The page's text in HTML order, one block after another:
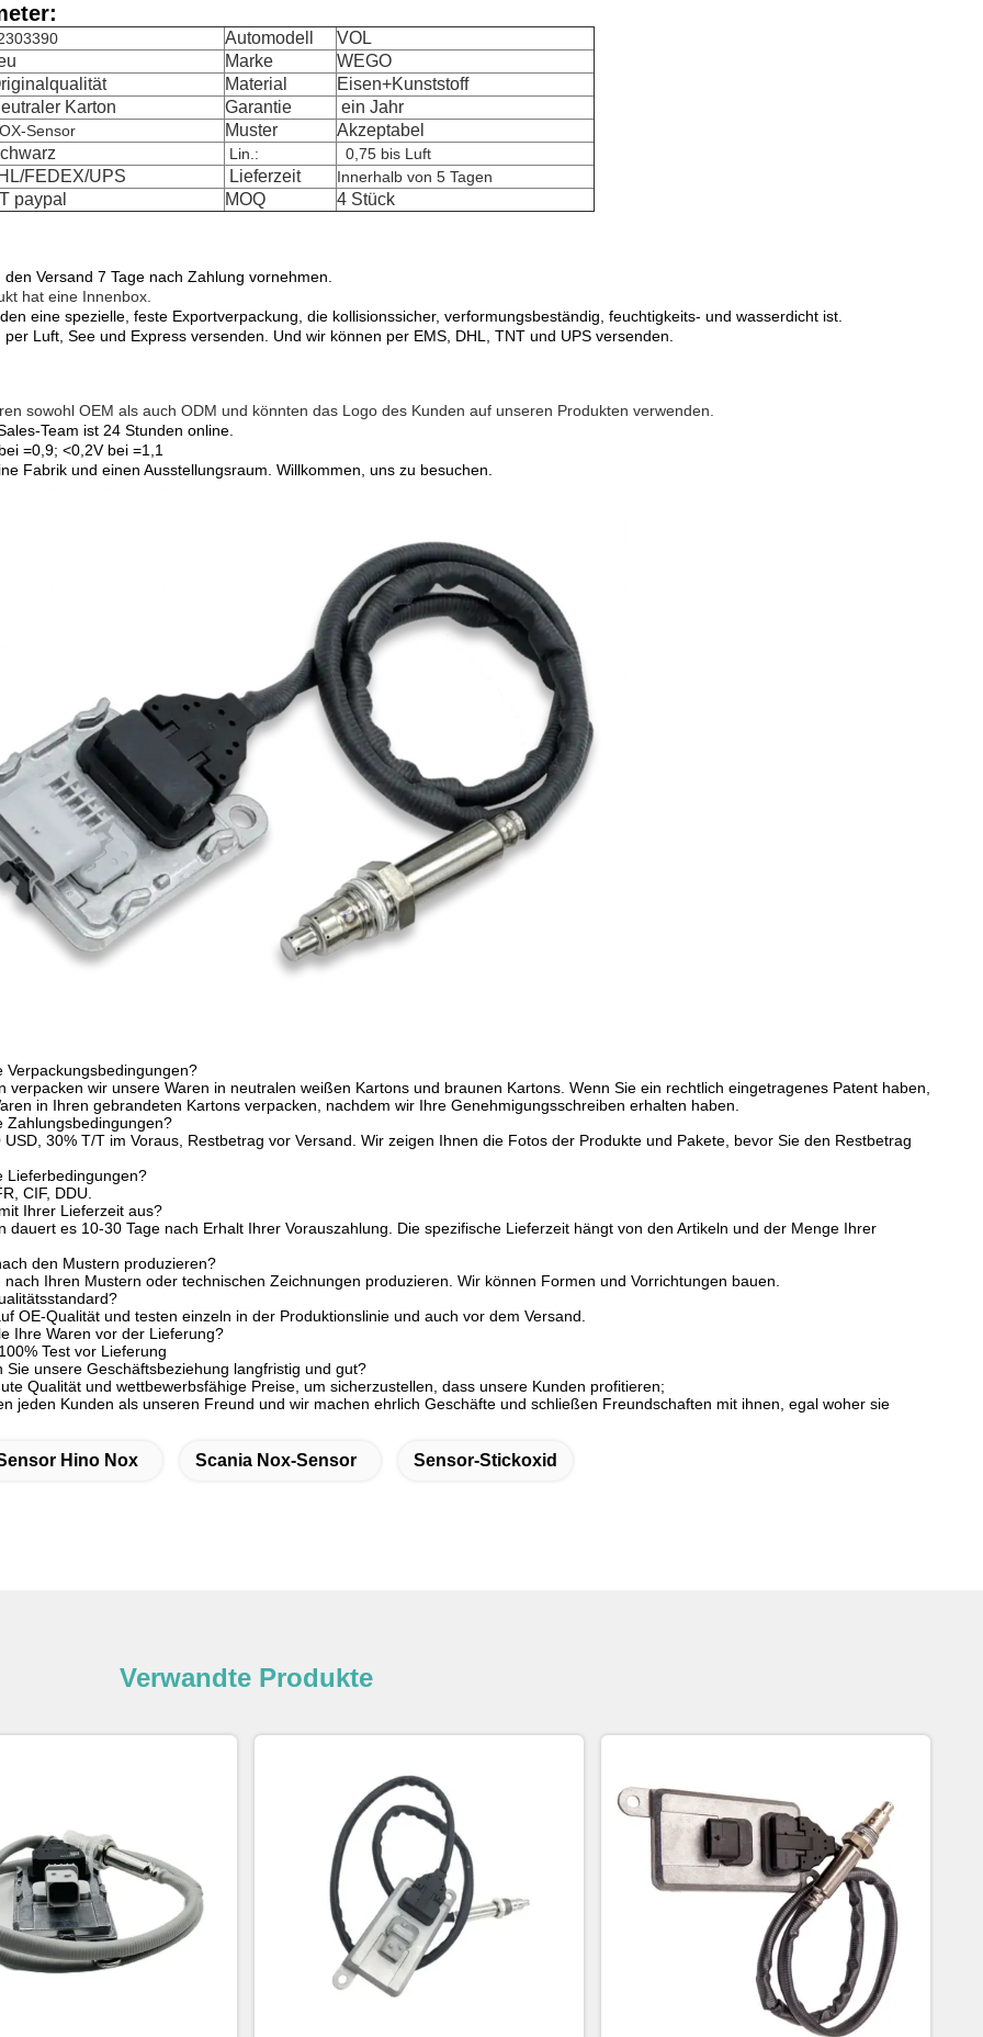
Automodell
VOL
Marke
WEGO
Material
Eisen+Kunststoff
Karton
Garantie ein Jahr
Sensor Muster
Akzeptabel
Lin.: 0,75 bis Luft
FEDEX/UPS Lieferzeit Innerhalb von 5 Tagen
paypal MOQ 4 Stück
Versand 7 Tage nach Zahlung vornehmen.
hat eine Innenbox.
eine spezielle, feste Exportverpackung, die kollisionssicher, verformungsbeständig, feuchtigkeits- und wasserdicht ist.
per Luft, See und Express versenden. Und wir können per EMS, DHL, TNT und UPS versenden.
sowohl OEM als auch ODM und könnten das Logo des Kunden auf unseren Produkten verwenden.
Team ist 24 Stunden online.
=0,9; <0,2V bei =1,1
Fabrik und einen Ausstellungsraum. Willkommen, uns zu besuchen.
Verpackungsbedingungen?
verpacken wir unsere Waren in neutralen weißen Kartons und braunen Kartons. Wenn Sie ein rechtlich eingetragenes Patent haben,
in Ihren gebrandeten Kartons verpacken, nachdem wir Ihre Genehmigungsschreiben erhalten haben.
Zahlungsbedingungen?
30% T/T im Voraus, Restbetrag vor Versand. Wir zeigen Ihnen die Fotos der Produkte und Pakete, bevor Sie den Restbetrag
Lieferbedingungen?
CIF, DDU.
Ihrer Lieferzeit aus?
dauert es 10-30 Tage nach Erhalt Ihrer Vorauszahlung. Die spezifische Lieferzeit hängt von den Artikeln und der Menge Ihrer
den Mustern produzieren?
nach Ihren Mustern oder technischen Zeichnungen produzieren. Wir können Formen und Vorrichtungen bauen.
OE-Qualität und testen einzeln in der Produktionslinie und auch vor dem Versand.
Ihre Waren vor der Lieferung?
Test vor Lieferung
Sie unsere Geschäftsbeziehung langfristig und gut?
Qualität und wettbewerbsfähige Preise, um sicherzustellen, dass unsere Kunden profitieren;
jeden Kunden als unseren Freund und wir machen ehrlich Geschäfte und schließen Freundschaften mit ihnen, egal woher sie
Hino Nox Scania Nox-Sensor Sensor-Stickoxid
Verwandte Produkte